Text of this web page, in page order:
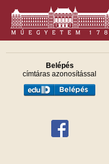
Belépés
címtáras azonosítással